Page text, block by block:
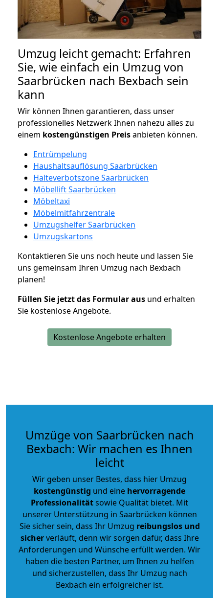
Umzug leicht gemacht: Erfahren
Sie, wie einfach ein Umzug von
Saarbrücken nach Bexbach sein
kann
Wir können Ihnen garantieren, dass unser
professionelles Netzwerk Ihnen nahezu alles zu
einem kostengünstigen Preisanbieten können.
Entrümpelung
Haushaltsauflösung Saarbrücken
Halteverbotszone Saarbrücken
Möbellift Saarbrücken
Möbeltaxi
Möbelmitfahrzentrale
Umzugshelfer Saarbrücken
Umzugskartons
Kontaktieren Sie uns noch heute und lassen Sie
uns gemeinsam Ihren Umzug nach Bexbach
planen!
Füllen Sie jetzt das Formular aus und erhalten
Sie kostenlose Angebote.
Kostenlose Angebote erhalten
Umzüge von Saarbrücken nach
Bexbach: Wir machen es Ihnen
leicht
Wir geben unser Bestes, dass hier Umzug
kostengünstig und eine hervorragende
Professionalitätsowie Qualität bietet. Mit
unserer Unterstützung in Saarbrücken können
Sie sicher sein, dass Ihr Umzug reibungslos und
sicherverläuft, denn wir sorgen dafür, dass Ihre
Anforderungen und Wünsche erfüllt werden. Wir
haben die besten Partner, um Ihnen zu helfen
und sicherzustellen, dass Ihr Umzug nach
Bexbach ein erfolgreicher ist.